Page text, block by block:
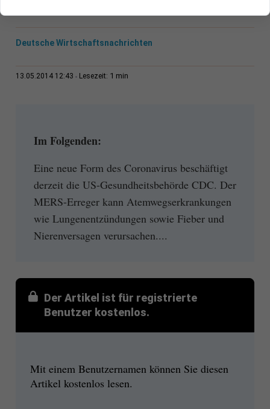
Deutsche Wirtschaftsnachrichten
13.05.2014 12:43 Lesezeit: 1 min
Im Folgenden:
Eine neue Form des Coronavirus beschäftigt
derzeit die US-Gesundheitsbehörde CDC. Der
MERS-Erreger kann Atemwegserkrankungen
wie Lungenentzündungen sowie Fieber und
Nierenversagen verursachen....
Der Artikel ist für registrierte
Benutzer kostenlos.
Mit einem Benutzernamen können Sie diesen
Artikel kostenlos lesen.